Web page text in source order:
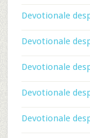
Devotionale
Devotionale
Devotionale
Devotionale
Devotionale